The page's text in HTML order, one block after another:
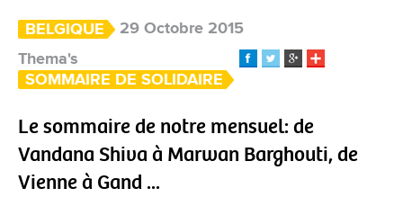
BELGIQUE
29 Octobre 2015
Thema's
SOMMAIRE DE SOLIDAIRE
Le sommaire de notre mensuel: de
Vandana Shiva à Marwan Barghouti, de
Vienne à Gand ...